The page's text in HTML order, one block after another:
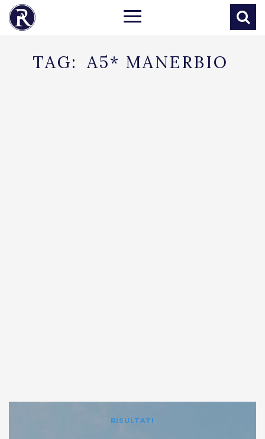
TAG: A5* MANERBIO
RISULTATI